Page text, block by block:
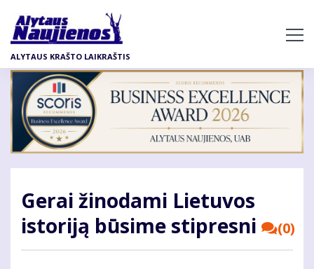
pagrindinį
turinį
ALYTAUS KRAŠTO LAIKRAŠTIS
Gerai žinodami Lietuvos
istoriją būsime stipresni
(0)